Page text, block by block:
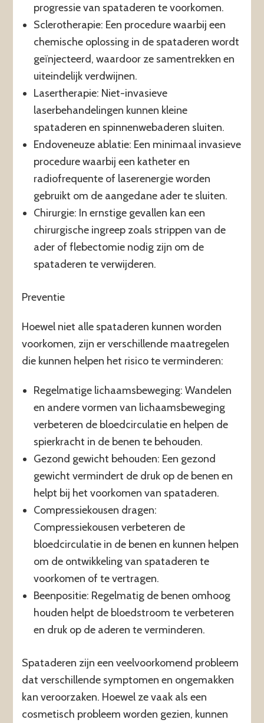
progressie van spataderen te voorkomen.
Sclerotherapie: Een procedure waarbij een
chemische oplossing in de spataderen wordt
geïnjecteerd, waardoor ze samentrekken en
uiteindelijk verdwijnen.
Lasertherapie: Niet-invasieve
laserbehandelingen kunnen kleine
spataderen en spinnenwebaderen sluiten.
Endoveneuze ablatie: Een minimaal invasieve
procedure waarbij een katheter en
radiofrequente of laserenergie worden
gebruikt om de aangedane ader te sluiten.
Chirurgie: In ernstige gevallen kan een
chirurgische ingreep zoals strippen van de
ader of flebectomie nodig zijn om de
spataderen te verwijderen.
Preventie
Hoewel niet alle spataderen kunnen worden
voorkomen, zijn er verschillende maatregelen
die kunnen helpen het risico te verminderen:
Regelmatige lichaamsbeweging: Wandelen
en andere vormen van lichaamsbeweging
verbeteren de bloedcirculatie en helpen de
spierkracht in de benen te behouden.
Gezond gewicht behouden: Een gezond
gewicht vermindert de druk op de benen en
helpt bij het voorkomen van spataderen.
Compressiekousen dragen:
Compressiekousen verbeteren de
bloedcirculatie in de benen en kunnen helpen
om de ontwikkeling van spataderen te
voorkomen of te vertragen.
Beenpositie: Regelmatig de benen omhoog
houden helpt de bloedstroom te verbeteren
en druk op de aderen te verminderen.
Spataderen zijn een veelvoorkomend probleem
dat verschillende symptomen en ongemakken
kan veroorzaken. Hoewel ze vaak als een
cosmetisch probleem worden gezien, kunnen